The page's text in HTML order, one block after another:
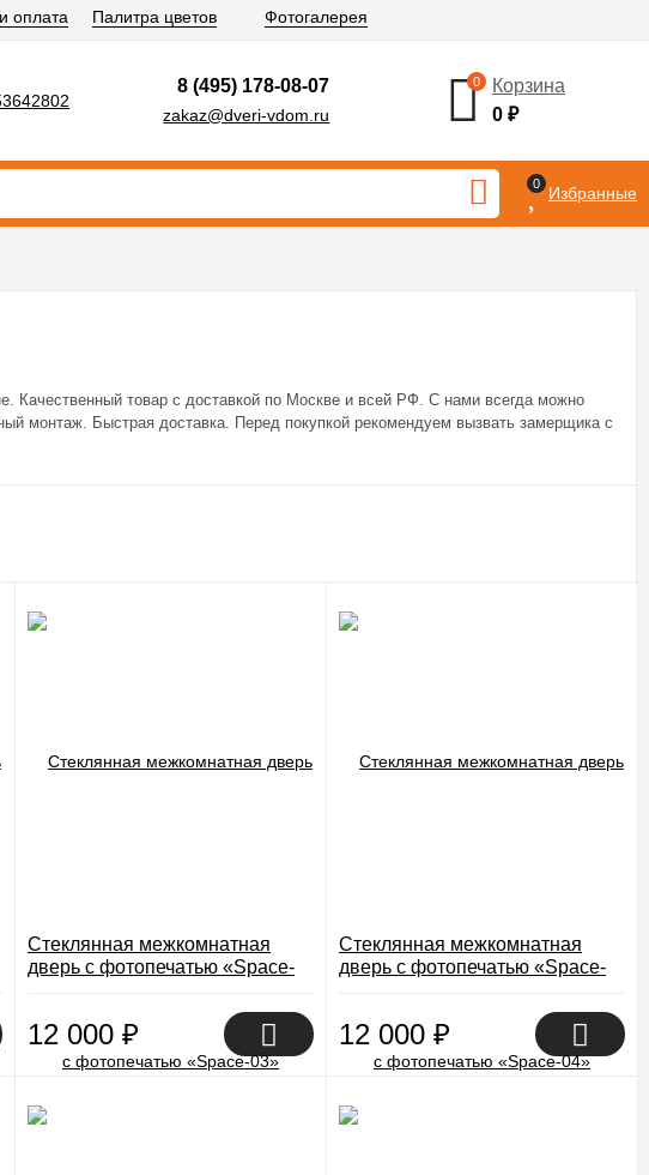
оплата Палитра цветов Фотогалерея
8 (495) 178-08-07
zakaz@dveri-vdom.ru
0
Корзина
0₽
0 Избранные
Качественный товар с доставкой по Москве и всей РФ. С нами всегда можно
монтаж. Быстрая доставка. Перед покупкой рекомендуем вызвать замерщика с
Стеклянная межкомнатная
дверь с фотопечатью «Space-
12 000 ₽
Стеклянная межкомнатная
дверь с фотопечатью «Space-
12 000 ₽